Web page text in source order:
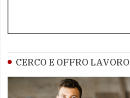
CERCO E OFFRO LAVORO